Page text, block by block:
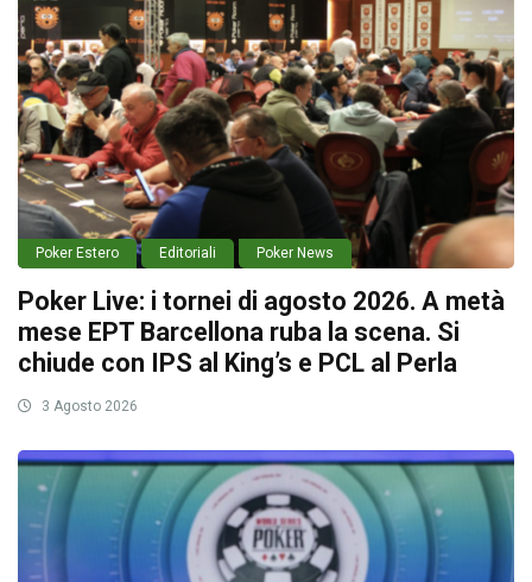
Poker Estero Editoriali Poker News
Poker Live: i tornei di agosto 2026. A metà
mese EPT Barcellona ruba la scena. Si
chiude con IPS al King’s e PCL al Perla
3 Agosto 2026